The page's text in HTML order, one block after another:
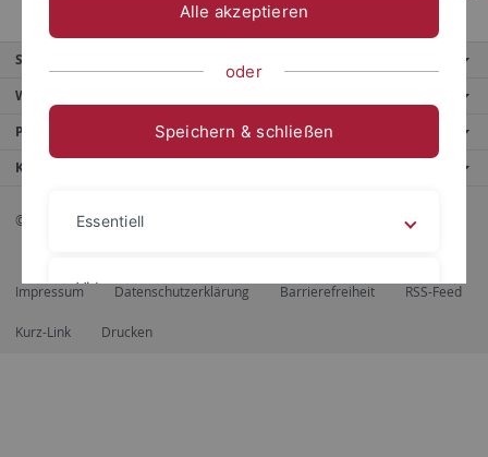
Service
Weitere Angebote
Portale
Kontaktinfo
© 2026 Eberhard Karls Universität Tübingen, Tübingen
Impressum Datenschutzerklärung Barrierefreiheit RSS-Feed
Kurz-Link Drucken
Alle akzeptieren
oder
Speichern & schließen
Essentiell
Videos